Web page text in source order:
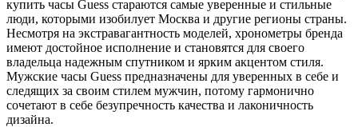
купить часы Guess стараются самые уверенные и стильные
люди, которыми изобилует Москва и другие регионы страны.
Несмотря на экстравагантность моделей, хронометры бренда
имеют достойное исполнение и становятся для своего
владельца надежным спутником и ярким акцентом стиля.
Мужские часы Guess предназначены для уверенных в себе и
следящих за своим стилем мужчин, потому гармонично
сочетают в себе безупречность качества и лаконичность
дизайна.